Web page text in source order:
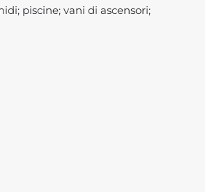
piscine; vani di ascensori;